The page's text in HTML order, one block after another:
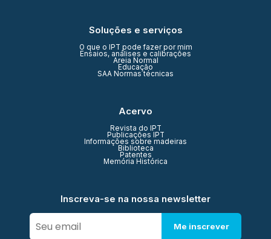
Soluções e serviços
O que o IPT pode fazer por mim
Ensaios, análises e calibrações
Areia Normal
Educação
SAA Normas técnicas
Acervo
Revista do IPT
Publicações IPT
Informações sobre madeiras
Biblioteca
Patentes
Memória Histórica
Inscreva-se na nossa newsletter
Me inscrever